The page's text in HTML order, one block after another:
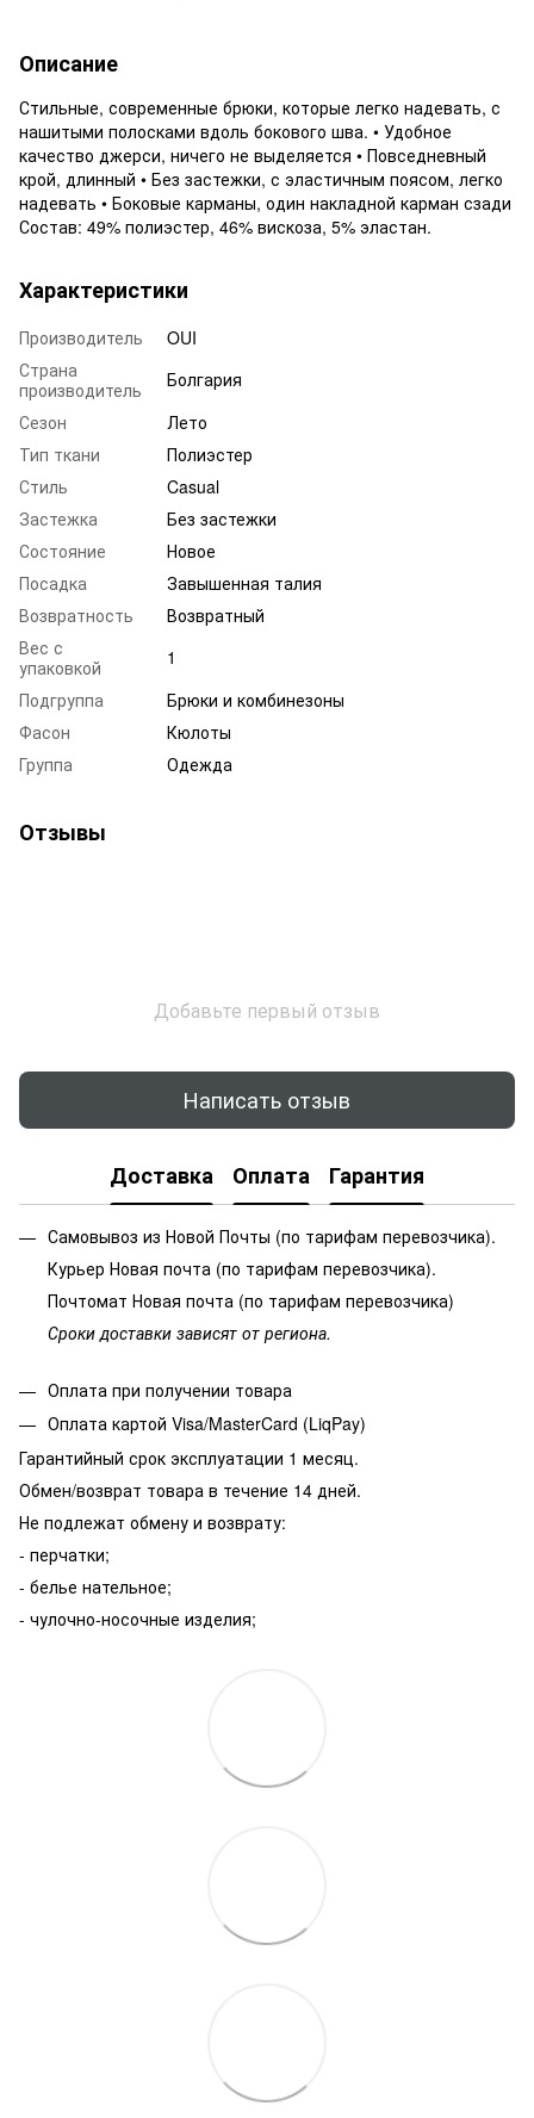
Описание
Стильные, современные брюки, которые легко надевать, с
нашитыми полосками вдоль бокового шва. • Удобное
качество джерси, ничего не выделяется • Повседневный
крой, длинный • Без застежки, с эластичным поясом, легко
надевать • Боковые карманы, один накладной карман сзади
Состав: 49% полиэстер, 46% вискоза, 5% эластан.
Характеристики
Производитель
OUI
Страна
производитель
Болгария
Сезон
Лето
Тип ткани
Полиэстер
Стиль
Casual
Застежка
Без застежки
Состояние
Новое
Посадка
Завышенная талия
Возвратность
Возвратный
Вес с
упаковкой
1
Подгруппа
Брюки и комбинезоны
Фасон
Кюлоты
Группа
Одежда
Отзывы
Добавьте первый отзыв
Написать отзыв
Доставка Оплата Гарантия
Самовывоз из Новой Почты (по тарифам перевозчика).
Курьер Новая почта (по тарифам перевозчика).
Почтомат Новая почта (по тарифам перевозчика)
Сроки доставки зависят от региона.
Оплата при получении товара
Оплата картой Visa/MasterCard (LiqPay)
Гарантийный срок эксплуатации 1 месяц.
Обмен/возврат товара в течение 14 дней.
Не подлежат обмену и возврату:
- перчатки;
- белье нательное;
- чулочно-носочные изделия;